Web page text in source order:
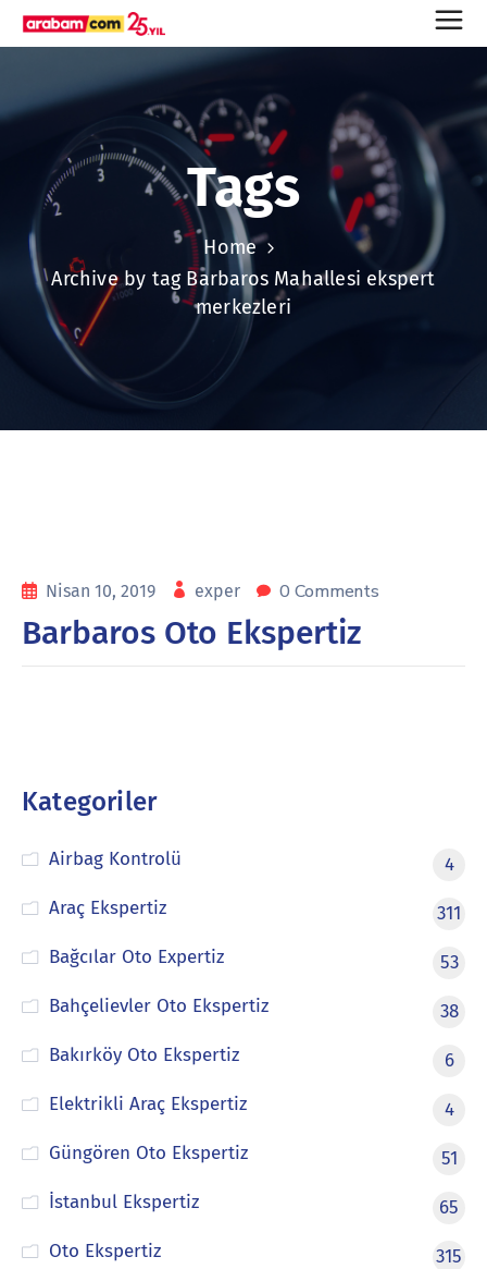
Tags
Home
Archive by tag Barbaros Mahallesi ekspert
merkezleri
Nisan 10, 2019 exper 0 Comments
Barbaros Oto Ekspertiz
Kategoriler
Airbag Kontrolü
4
Araç Ekspertiz
311
Bağcılar Oto Expertiz
53
Bahçelievler Oto Ekspertiz
38
Bakırköy Oto Ekspertiz
6
Elektrikli Araç Ekspertiz
4
Güngören Oto Ekspertiz
51
İstanbul Ekspertiz
65
Oto Ekspertiz
315